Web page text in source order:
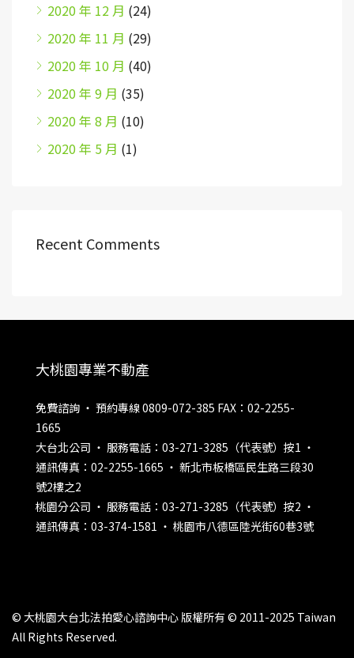
2020 年 12 月 (24)
2020 年 11 月 (29)
2020 年 10 月 (40)
2020 年 9 月 (35)
2020 年 8 月 (10)
2020 年 5 月 (1)
Recent Comments
大桃園專業不動產
免費諮詢 ‧ 預約專線 0809-072-385 FAX：02-2255-
1665
大台北公司 ‧ 服務電話：03-271-3285（代表號）按1 ‧
通訊傳真：02-2255-1665 ‧ 新北市板橋區民生路三段30
號2樓之2
桃園分公司 ‧ 服務電話：03-271-3285（代表號）按2 ‧
通訊傳真：03-374-1581 ‧ 桃園市八德區陸光街60巷3號
© 大桃園大台北法拍愛心諮詢中心 版權所有 © 2011-2025 Taiwan
All Rights Reserved.